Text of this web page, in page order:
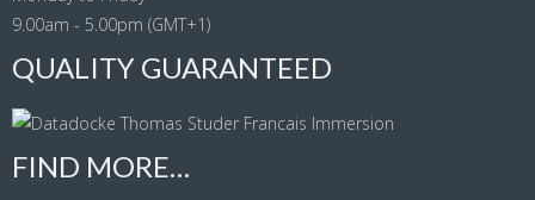
9.00am - 5.00pm (GMT+1)
QUALITY GUARANTEED
FIND MORE…